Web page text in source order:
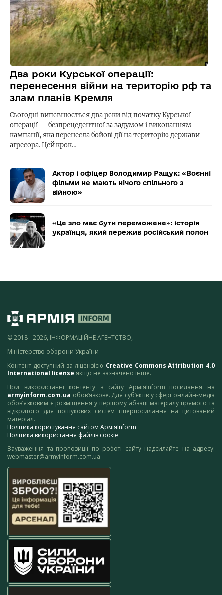
Два роки Курської операції:
перенесення війни на територію рф та
злам планів Кремля
Сьогодні виповнюється два роки від початку Курської
операції — безпрецедентної за задумом і виконанням
кампанії, яка перенесла бойові дії на територію держави-
агресора. Цей крок…
Актор і офіцер Володимир Ращук: «Воєнні
фільми не мають нічого спільного з
війною»
«Це зло має бути переможене»: історія
українця, який пережив російський полон
© 2018 - 2026, ІНФОРМАЦІЙНЕ АГЕНТСТВО,
Міністерство оборони України
Контент доступний за ліцензією Creative Commons Attribution 4.0
International license якщо не зазначено інше.
При використанні контенту з сайту АрміяInform посилання на
armyinform.com.ua обов’язкове. Для суб’єктів у сфері онлайн-медіа
обов’язковим є розміщення у першому абзаці матеріалу прямого та
відкритого для пошукових систем гіперпосилання на цитований
матеріал.
Політика користування сайтом АрміяInform
Політика використання файлів cookie
Зауваження та пропозиції по роботі сайту надсилайте на адресу:
webmaster@armyinform.com.ua